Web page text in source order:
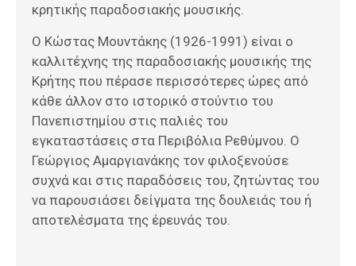
κρητικής παραδοσιακής μουσικής.
Ο Κώστας Μουντάκης (1926-1991) είναι ο
καλλιτέχνης της παραδοσιακής μουσικής της
Κρήτης που πέρασε περισσότερες ώρες από
κάθε άλλον στο ιστορικό στούντιο του
Πανεπιστημίου στις παλιές του
εγκαταστάσεις στα Περιβόλια Ρεθύμνου. Ο
Γεώργιος Αμαργιανάκης τον φιλοξενούσε
συχνά και στις παραδόσεις του, ζητώντας του
να παρουσιάσει δείγματα της δουλειάς του ή
αποτελέσματα της έρευνάς του.